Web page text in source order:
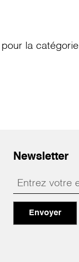
la catégorie
Newsletter
Envoyer